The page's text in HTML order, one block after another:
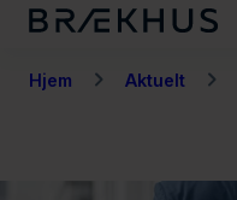
Hjem Aktuelt